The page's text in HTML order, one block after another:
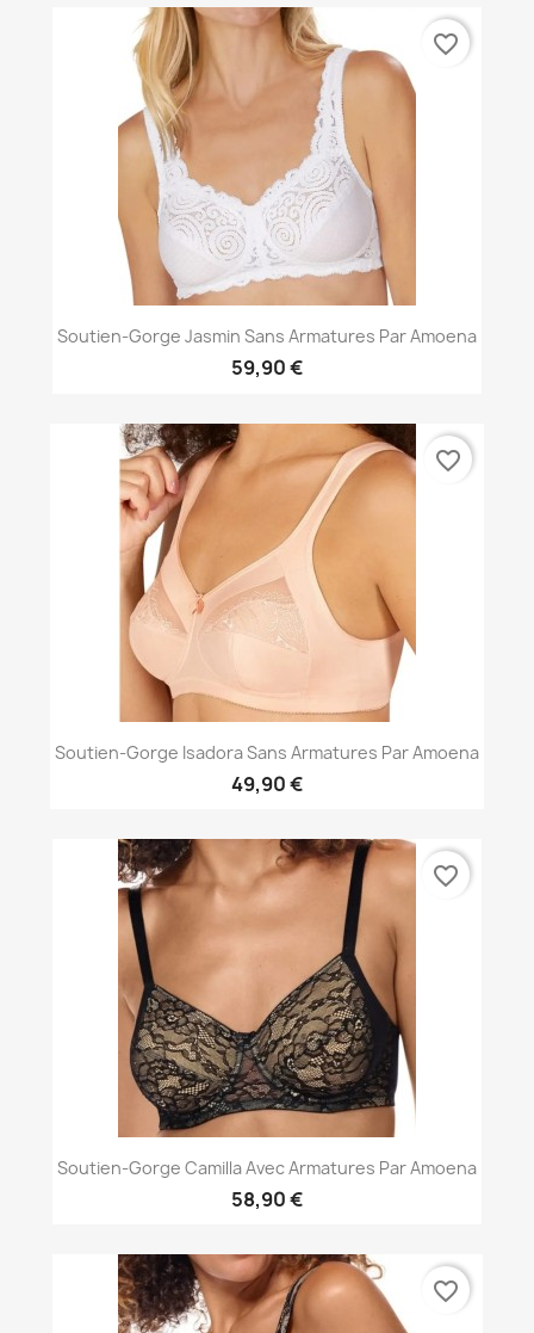
Soutien-Gorge Jasmin Sans Armatures Par Amoena
59,90 €
favorite_border
Soutien-Gorge Isadora Sans Armatures Par Amoena
49,90 €
favorite_border
Soutien-Gorge Camilla Avec Armatures Par Amoena
58,90 €
favorite_border
favorite_border